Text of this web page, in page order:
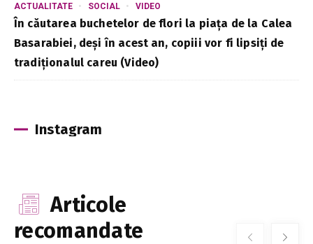
ACTUALITATE SOCIAL VIDEO
În căutarea buchetelor de flori la piața de la Calea
Basarabiei, deși în acest an, copiii vor fi lipsiți de
tradiționalul careu (Video)
Instagram
Articole
recomandate